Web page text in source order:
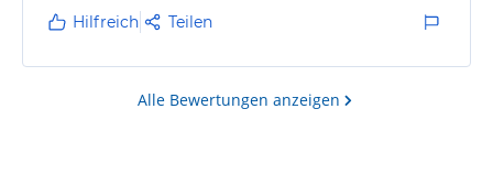
unseren Urlaub hier verbringen.
Hilfreich Teilen
Alle Bewertungen anzeigen